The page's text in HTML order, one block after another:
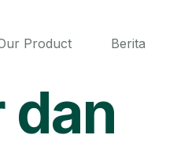
Product Berita
dan